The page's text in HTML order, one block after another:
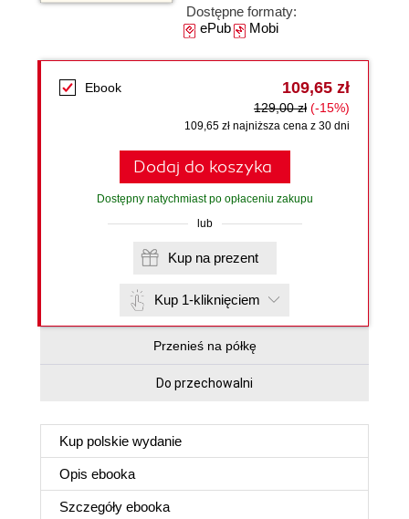
Dostępne formaty:
ePubMobi
Ebook 109,65 zł
129,00 zł (-15%)
109,65 zł najniższa cena z 30 dni
Dodaj do koszyka
Dostępny natychmiast po opłaceniu zakupu
lub
Kup na prezent
Kup 1-kliknięciem
Przenieś na półkę
Do przechowalni
Kup polskie wydanie
Opis ebooka
Szczegóły ebooka